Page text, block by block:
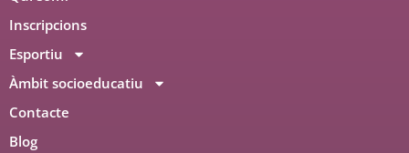
Inscripcions
Esportiu
Àmbit socioeducatiu
Contacte
Blog